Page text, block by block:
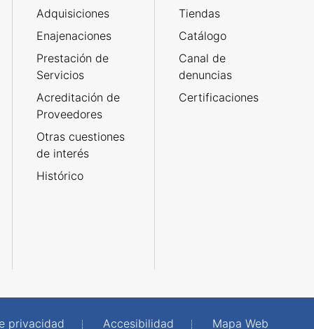
Adquisiciones
Enajenaciones
Prestación de
Servicios
Acreditación de
Proveedores
Otras cuestiones
de interés
Histórico
Tiendas
Catálogo
Canal de
denuncias
Certificaciones
privacidad Accesibilidad Mapa Web